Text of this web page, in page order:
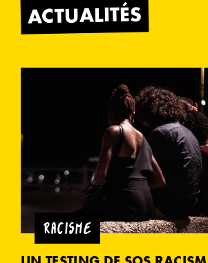
ACTUALITÉS
RACISME